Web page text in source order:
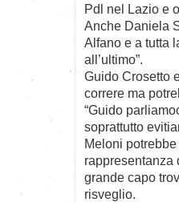
Pdl nel Lazio e
Anche Daniela
Alfano e a tutta
all’ultimo”.
Guido Crosetto
correre ma
“Guido
soprattutto
Meloni
rappresentanza
grande capo
risveglio.